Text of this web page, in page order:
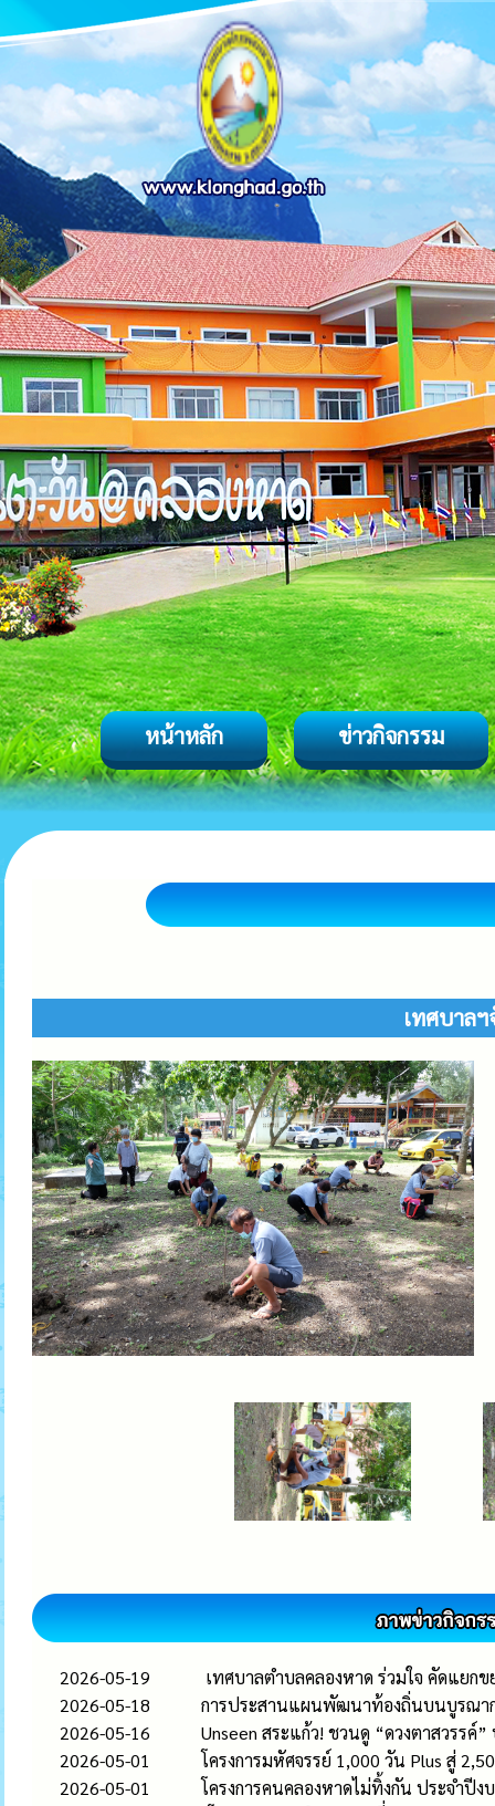
หน้าหลัก ข่าวกิจกรรม
เทศบาล
2026-05-19
เทศบาลตำบลคลองหาด ร่วมใจ คัดแยก
2026-05-18
การประสานแผนพัฒนาท้องถิ่นบนบูรณาก
2026-05-16
Unseen สระแก้ว! ชวนดู “ดวงตาสวรรค์
2026-05-01
โครงการมหัศจรรย์ 1,000 วัน Plus สู่
2026-05-01
โครงการคนคลองหาดไม่ทิ้งกัน ประจำปี